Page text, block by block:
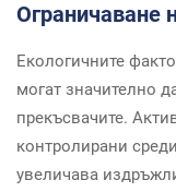
Ограничаване
Екологичните
могат значително
прекъсвачите.
контролирани
увеличава